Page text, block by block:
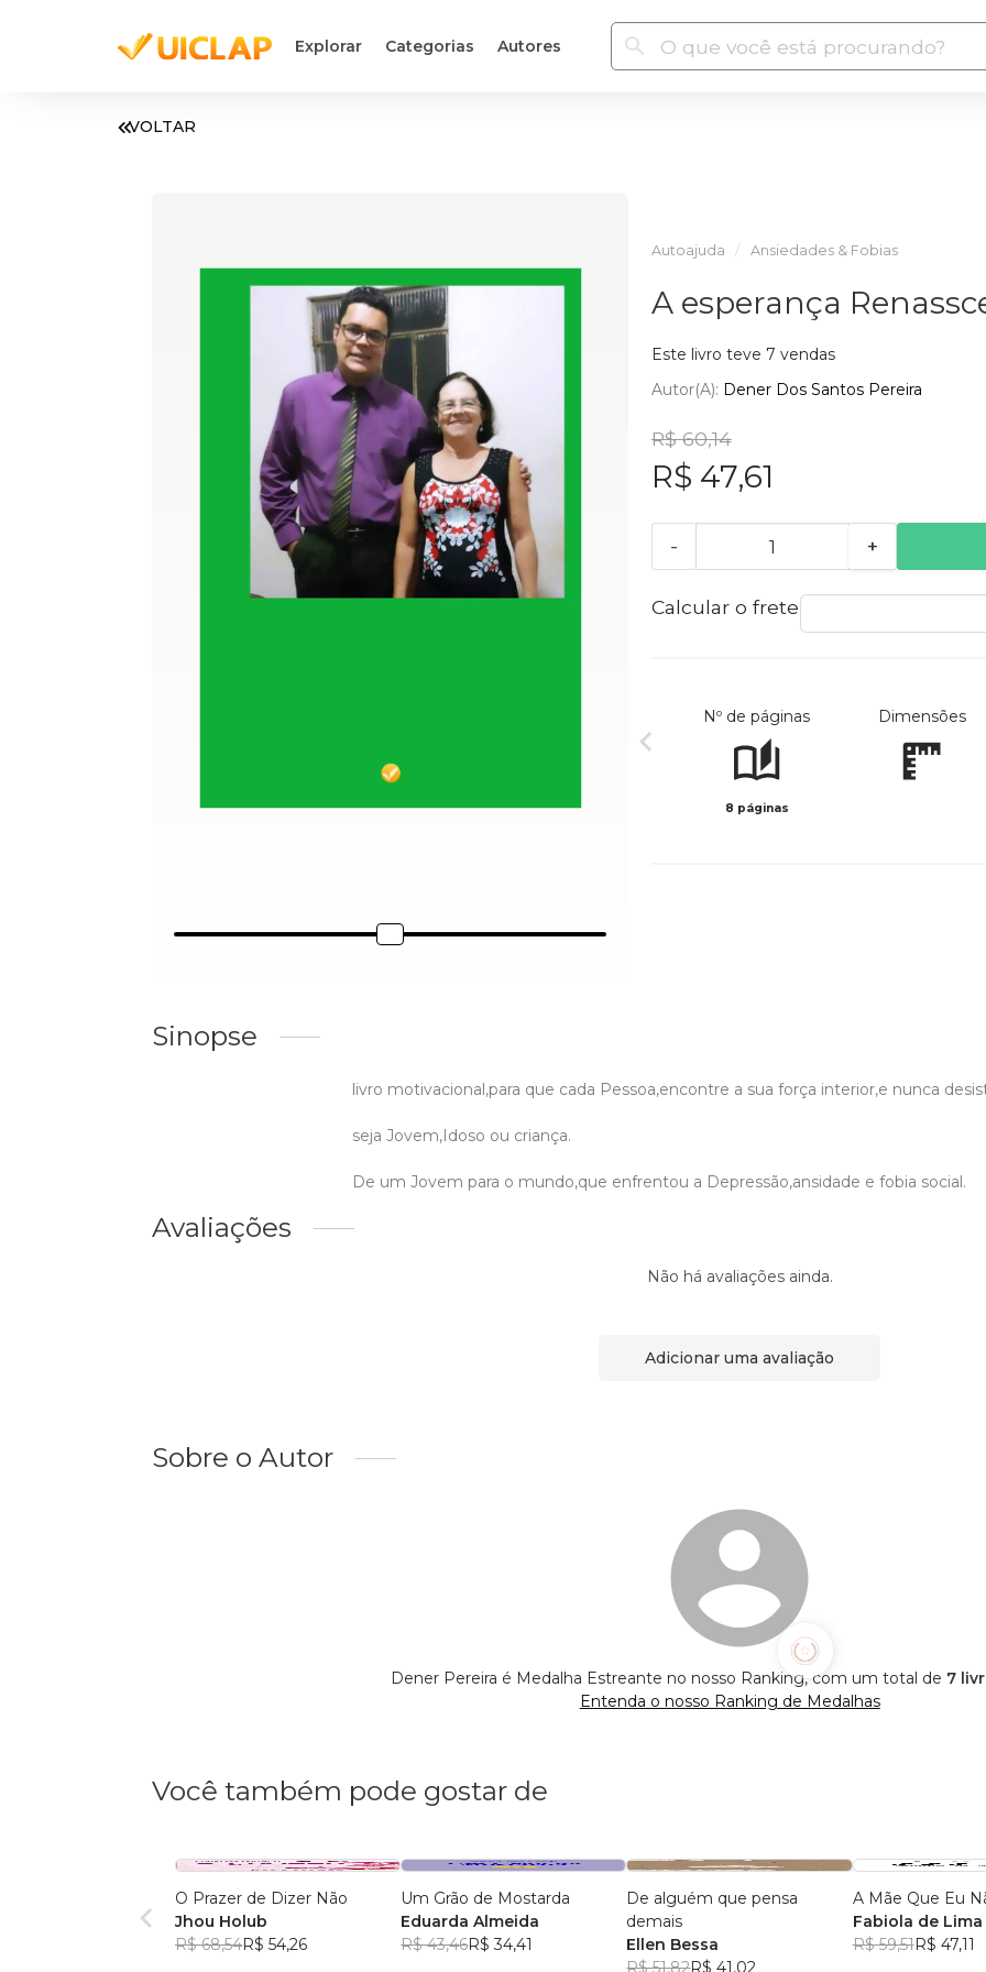
Explorar Categorias Autores
VOLTAR
Autoajuda Ansiedades & Fobias
A esperança
Este livro teve 7 vendas
Autor(a): Dener Dos Santos Pereira
R$ 60,14
R$ 47,61
- +
Calcular o frete
Nº de páginas
8 páginas
Dimensões
Sinopse
livro motivacional,para que cada Pessoa,encontre a sua força interior,e nunca
seja Jovem,Idoso ou criança.
De um Jovem para o mundo,que enfrentou a Depressão,ansidade e fobia social.
Avaliações
Não há avaliações ainda.
Adicionar uma avaliação
Sobre o Autor
Dener Pereira é Medalha Estreante no nosso Ranking, com um total de 7
Entenda o nosso Ranking de Medalhas
Você também pode gostar de
O Prazer de Dizer Não
Jhou Holub
R$ 68,54R$ 54,26
Um Grão de Mostarda
Eduarda Almeida
R$ 43,46R$ 34,41
De alguém que pensa
demais
Ellen Bessa
R$ 51,82R$ 41,02
A Mãe Que Eu
Fabiola de Lima
R$ 59,51R$ 47,11